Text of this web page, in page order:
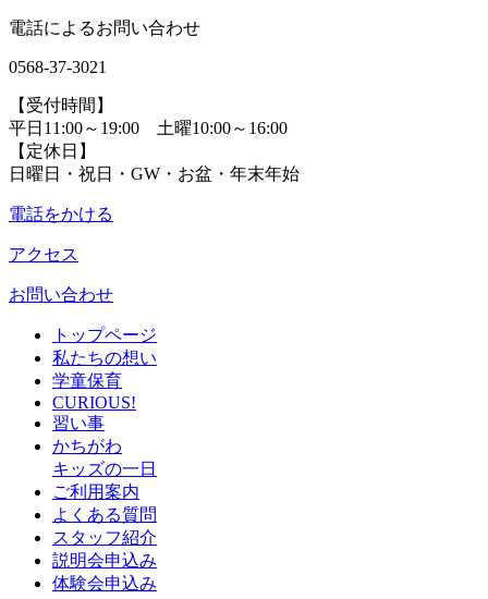
電話によるお問い合わせ
0568-37-3021
【受付時間】
平日11:00～19:00 土曜10:00～16:00
【定休日】
日曜日・祝日・GW・お盆・年末年始
電話をかける
アクセス
お問い合わせ
トップページ
私たちの想い
学童保育
CURIOUS!
習い事
かちがわ
キッズの一日
ご利用案内
よくある質問
スタッフ紹介
説明会申込み
体験会申込み